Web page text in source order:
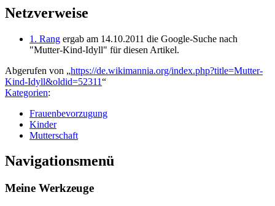
Netzverweise
1. Rang ergab am 14.10.2011 die Google-Suche nach
"Mutter-Kind-Idyll" für diesen Artikel.
Abgerufen von „https://de.wikimannia.org/index.php?title=Mutter-
Kind-Idyll&oldid=52311“
Kategorien:
Frauenbevorzugung
Kinder
Mutterschaft
Navigationsmenü
Meine Werkzeuge